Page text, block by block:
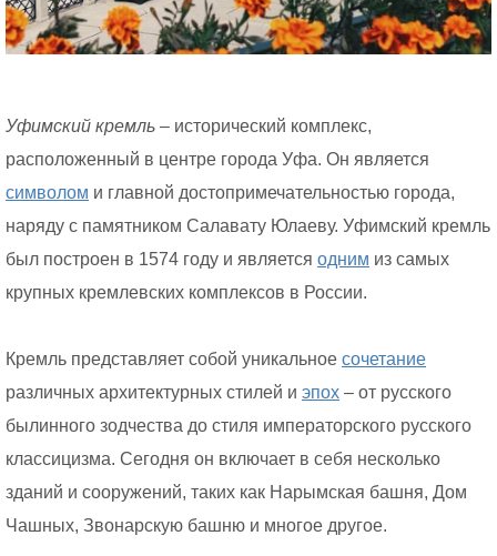
Уфимский кремль – исторический комплекс,
расположенный в центре города Уфа. Он является
символом и главной достопримечательностью города,
наряду с памятником Салавату Юлаеву. Уфимский кремль
был построен в 1574 году и является одним из самых
крупных кремлевских комплексов в России.
Кремль представляет собой уникальное сочетание
различных архитектурных стилей и эпох – от русского
былинного зодчества до стиля императорского русского
классицизма. Сегодня он включает в себя несколько
зданий и сооружений, таких как Нарымская башня, Дом
Чашных, Звонарскую башню и многое другое.